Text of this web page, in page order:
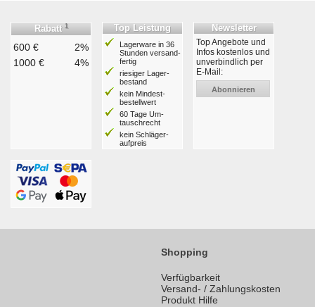
Rabatt 1
600 €
2%
1000 €
4%
Top Leistung
Lagerware in 36
Stunden ver­sand­
fertig
riesiger Lager­
bestand
kein Mindest­
bestell­wert
60 Tage Um­
tausch­recht
kein Schläger­
aufpreis
Newsletter
Top Angebote und
Infos kostenlos und
unverbindlich per
E-Mail:
Abonnieren
Shopping
Verfügbarkeit
Versand- / Zahlungskosten
Produkt Hilfe